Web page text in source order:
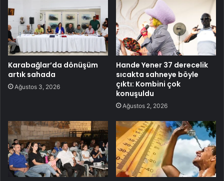
Karabağlar’da dönüşüm
artık sahada
Ağustos 3, 2026
Hande Yener 37 derecelik
sıcakta sahneye böyle
çıktı: Kombini çok
konuşuldu
Ağustos 2, 2026